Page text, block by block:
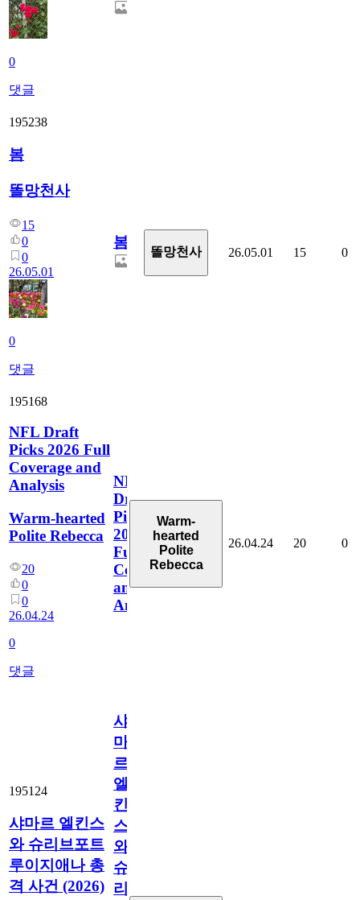
0
댓글
195238
봄
똘망천사
15
0
0
26.05.01
0
댓글
봄
똘망천사 26.05.01 15 0
195168
NFL Draft
Picks 2026 Full
Coverage and
Analysis
Warm-hearted
Polite Rebecca
20
0
0
26.04.24
0
댓글
NFL
Draft
Picks
2026
Full
Coverage
and
Analysis
Warm-
hearted
Polite
Rebecca
26.04.24 20 0
195124
샤마르 엘킨스
와 슈리브포트
루이지애나 총
격 사건 (2026)
샤
마
르
엘
킨
스
와
슈
리